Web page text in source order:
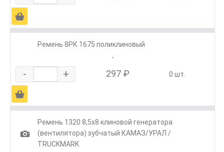
Ä
Ремень 8РК 1675 поликлиновый
-
- + 297 ₽ 0 шт.
Ä
1
Ремень 1320 8,5х8 клиновой генератора
(вентилятора) зубчатый КАМАЗ/УРАЛ /
TRUCKMARK